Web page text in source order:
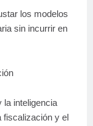
los modelos
sin incurrir en
la inteligencia
fiscalización y el